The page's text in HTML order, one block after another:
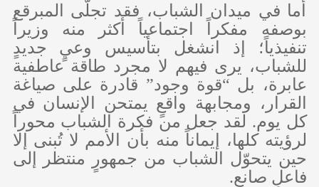
أما في ميدان الشباب، فقد تجلّى المبرقع
بوصفه مفكراً اجتماعياً أكثر منه وزيراً
تنفيذياً؛ إذ انشغل بتأسيس وعيٍ جديدٍ
للشباب، يرى فيهم لا مجرد طاقة عاطفية
عابرة، بل “قوة وجود” قادرة على صياغة
القرار، ومجابهة واقعٍ يمتحن الإنسان في
كل يوم. لقد جعل من فكرة الشباب محوراً
لرؤيته كلها، إيماناً منه بأن الأمم لا تُبنى إلا
حين يتحوّل الشباب من جمهورٍ منتظر إلى
فاعلٍ صانع.